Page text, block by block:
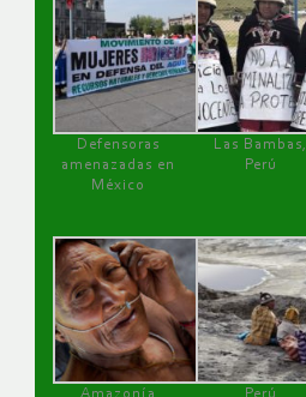
Defensoras
amenazadas en
México
Las Bambas,
Perú